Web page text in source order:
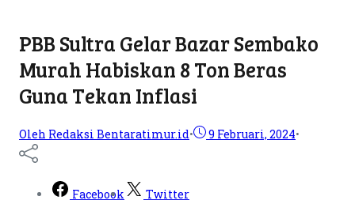
PBB Sultra Gelar Bazar Sembako
Murah Habiskan 8 Ton Beras
Guna Tekan Inflasi
Oleh Redaksi Bentaratimur.id• 9 Februari, 2024•
Facebook
Twitter